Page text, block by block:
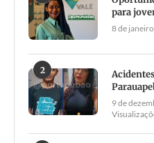
para
8 de
2
9 de